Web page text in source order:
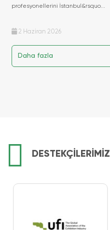
profesyonellerini İstanbul&rsquo...
2 Haziran 2026
Daha fazla
DESTEKÇİLERİMİZ